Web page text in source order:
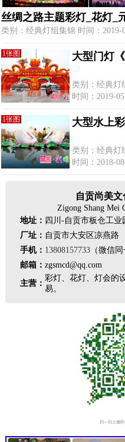
丝绸之路主题彩灯_花灯_
类别：经典灯组集锦 时间：2019-
1张图 大型门灯
类别：经典灯
时间：2019-
1张图 大型水上
类别：经典灯
时间：2018-
自贡尚美
Zigong Shang Mei
地址： 四川-自贡市板仓工业
厂址： 自贡市大安区凉燕路
手机： 13808157733（微信同
邮箱： zgsmcd@qq.com
主营：
彩灯、花灯、灯会的
易。